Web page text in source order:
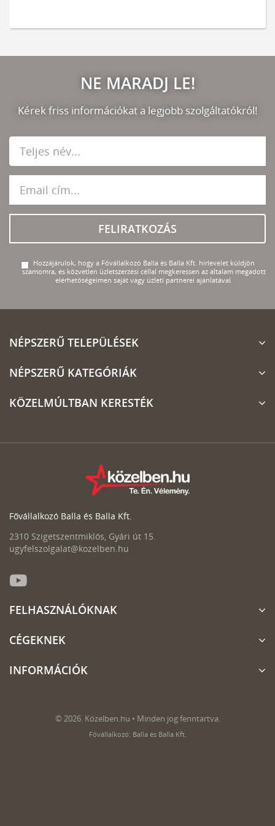
NE MARADJ LE!
Kérek friss információkat a legjobb szolgáltatókról!
FELIRATKOZÁS
Hozzájárulok, hogy a Fővállalkozó Balla és Balla Kft. hírlevelet küldjön
számomra, és közvetlen üzletszerzési céllal megkeressen az általam megadott
elérhetőségeimen saját vagy üzleti partnerei ajánlatával.
NÉPSZERŰ TELEPÜLÉSEK
NÉPSZERŰ KATEGÓRIÁK
KÖZELMÚLTBAN KERESTÉK
Fővállalkozó Balla és Balla Kft.
2310 Szigetszentmiklós, Gyári út 15.
ugyfelszolgalat@kozelben.hu
FELHASZNÁLÓKNAK
CÉGEKNEK
INFORMÁCIÓK
© 2026. Közelben.hu • Minden jog fenntartva.
Fővállalkozó: Balla és Balla Kft.